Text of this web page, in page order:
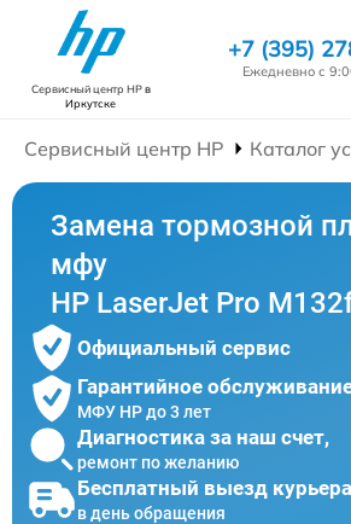
Сервисный центр HPв
Иркутске
+7 (395)
Ежедневно с
Сервисный центр HP Каталог
Замена тормозной
мфу
HP LaserJet Pro
Официальный сервис
Гарантийное
МФУ HP до 3 лет
Диагностика за наш счет,
ремонт по желанию
Бесплатный выезд курьера
в день обращения